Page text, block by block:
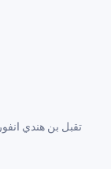
تقبل بن هندي